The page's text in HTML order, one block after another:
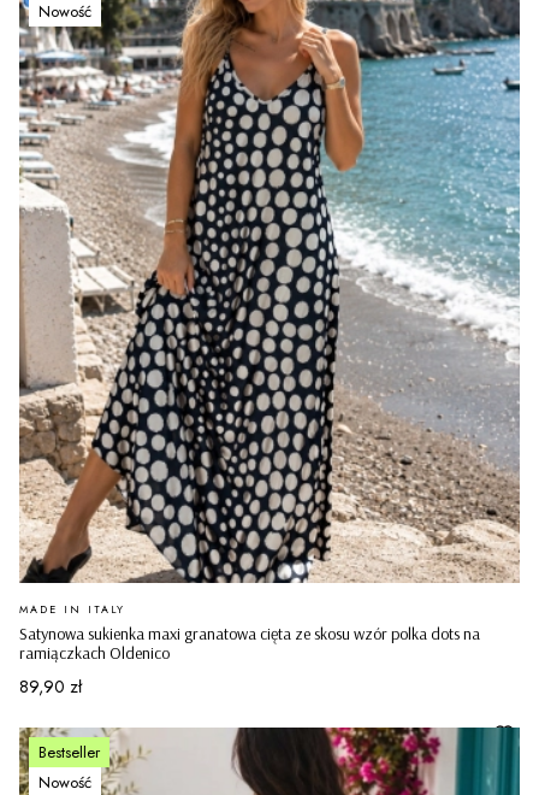
Nowość
Satynowa sukienka maxi granatowa cięta ze skosu wzór polka dots na
ramiączkach Oldenico
PRODUCENT
MADE IN ITALY
Cena
89,90 zł
Bestseller
Nowość